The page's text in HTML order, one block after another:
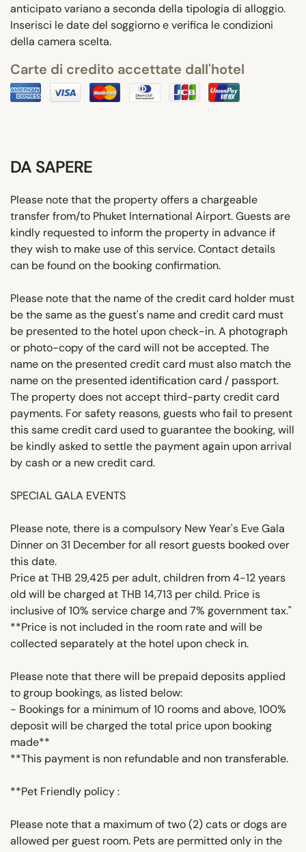
anticipato variano a seconda della tipologia di alloggio.
Inserisci le date del soggiorno e verifica le condizioni
della camera scelta.
Carte di credito accettate dall'hotel
DA SAPERE
Please note that the property offers a chargeable
transfer from/to Phuket International Airport. Guests are
kindly requested to inform the property in advance if
they wish to make use of this service. Contact details
can be found on the booking confirmation.
Please note that the name of the credit card holder must
be the same as the guest's name and credit card must
be presented to the hotel upon check-in. A photograph
or photo-copy of the card will not be accepted. The
name on the presented credit card must also match the
name on the presented identification card / passport.
The property does not accept third-party credit card
payments. For safety reasons, guests who fail to present
this same credit card used to guarantee the booking, will
be kindly asked to settle the payment again upon arrival
by cash or a new credit card.
SPECIAL GALA EVENTS
Please note, there is a compulsory New Year's Eve Gala
Dinner on 31 December for all resort guests booked over
this date.
Price at THB 29,425 per adult, children from 4-12 years
old will be charged at THB 14,713 per child. Price is
inclusive of 10% service charge and 7% government tax."
**Price is not included in the room rate and will be
collected separately at the hotel upon check in.
Please note that there will be prepaid deposits applied
to group bookings, as listed below:
- Bookings for a minimum of 10 rooms and above, 100%
deposit will be charged the total price upon booking
made**
**This payment is non refundable and non transferable.
**Pet Friendly policy :
Please note that a maximum of two (2) cats or dogs are
allowed per guest room. Pets are permitted only in the